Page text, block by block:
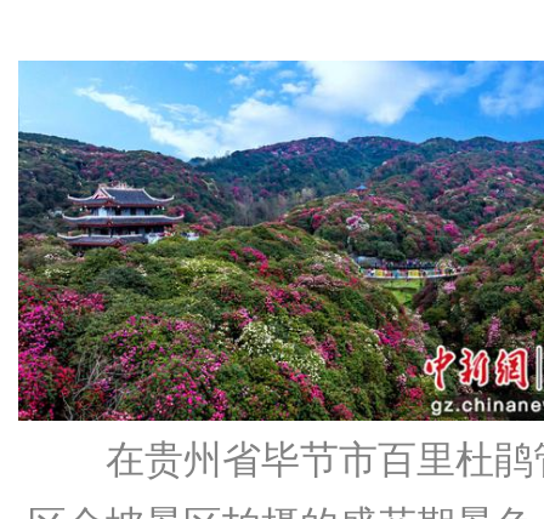
在贵州省毕节市百里杜鹃